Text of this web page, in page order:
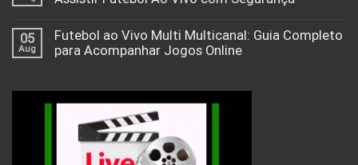
05
Aug
Futebol ao Vivo Multi Multicanal: Guia Completo
para Acompanhar Jogos Online